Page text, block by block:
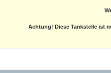
Achtung! Diese Tankstelle ist